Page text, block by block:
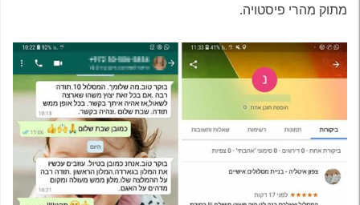
מתוק מהרי פיסטויה.